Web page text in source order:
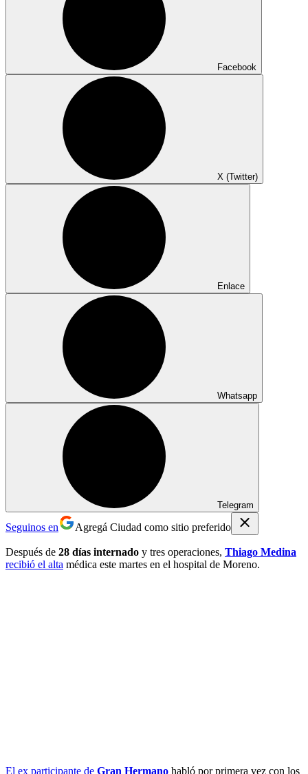
Facebook
X (Twitter)
Enlace
Whatsapp
Telegram
Seguinos en Agregá Ciudad como sitio preferido
Después de 28 días internado y tres operaciones, Thiago Medina
recibió el alta médica este martes en el hospital de Moreno.
El ex participante de Gran Hermano habló por primera vez con los